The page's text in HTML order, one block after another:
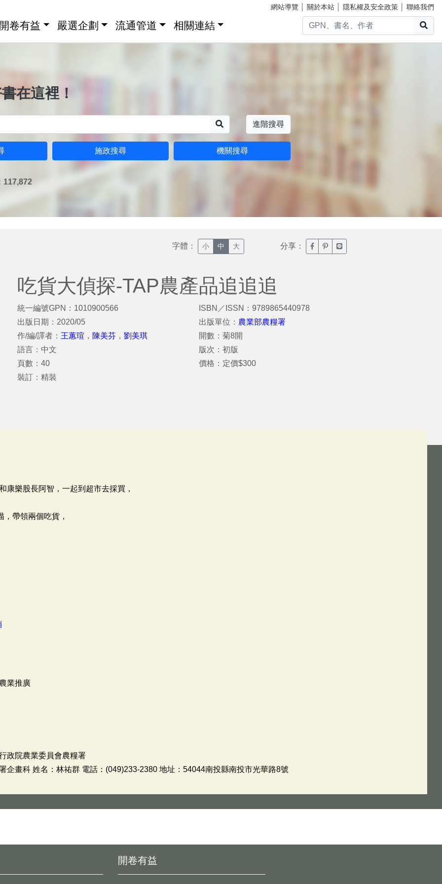
網站導覽 關於本站 隱私權及安全政策 聯絡我們
卷有益 嚴選企劃 流通管道 相關連結
在這裡！
進階搜尋
施政搜尋 機關搜尋
117,872
字體： 小 中 大 分享： 臉書分享(另開新視窗)
噗浪分享(另開新視窗)
Line分享(另開新視窗)
吃貨大偵探-TAP農產品追追追
統一編號GPN：1010900566
出版日期：2020/05
作/編/譯者： 王蕙瑄 ， 陳美芬 ， 劉美琪
語言：中文
頁數：40
裝訂：精裝
ISBN／ISSN：9789865440978
出版單位： 農業部農糧署
開數：菊8開
版次：初版
價格：定價$300
康樂股長阿智，一起到超市去採買，
帶領兩個吃貨，
業推廣
政院農業委員會農糧署
企畫科 姓名：林祐群 電話：(049)233-2380 地址：54044南投縣南投市光華路8號
開卷有益